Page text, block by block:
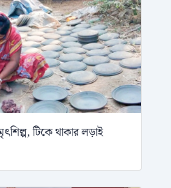
টিকে থাকার লড়াই